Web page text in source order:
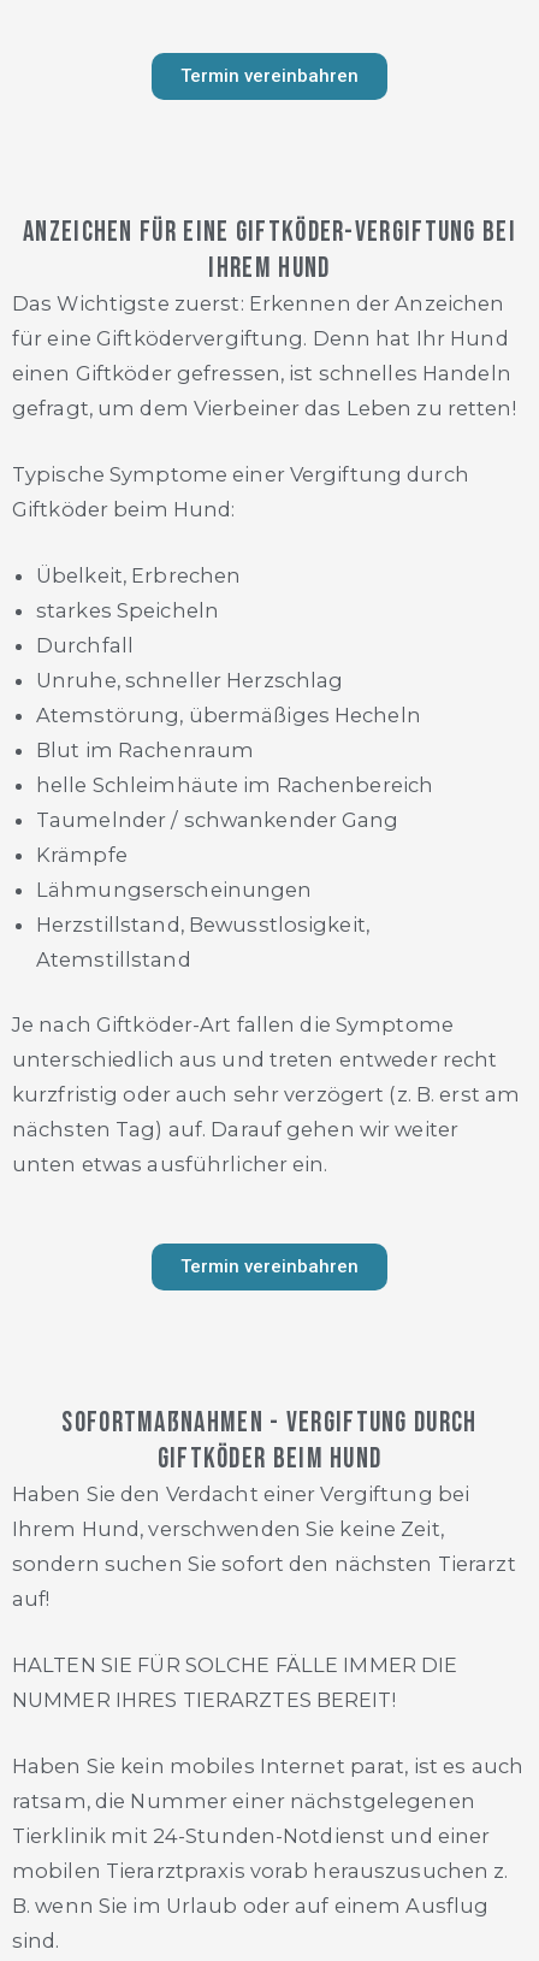
Termin vereinbahren
Anzeichen für eine Giftköder-Vergiftung bei
Ihrem Hund
Das Wichtigste zuerst: Erkennen der Anzeichen
für eine Giftködervergiftung. Denn hat Ihr Hund
einen Giftköder gefressen, ist schnelles Handeln
gefragt, um dem Vierbeiner das Leben zu retten!
Typische Symptome einer Vergiftung durch
Giftköder beim Hund:
Übelkeit, Erbrechen
starkes Speicheln
Durchfall
Unruhe, schneller Herzschlag
Atemstörung, übermäßiges Hecheln
Blut im Rachenraum
helle Schleimhäute im Rachenbereich
Taumelnder / schwankender Gang
Krämpfe
Lähmungserscheinungen
Herzstillstand, Bewusstlosigkeit,
Atemstillstand
Je nach Giftköder-Art fallen die Symptome
unterschiedlich aus und treten entweder recht
kurzfristig oder auch sehr verzögert (z. B. erst am
nächsten Tag) auf. Darauf gehen wir weiter
unten etwas ausführlicher ein.
Termin vereinbahren
Sofortmaßnahmen - Vergiftung durch
Giftköder beim Hund
Haben Sie den Verdacht einer Vergiftung bei
Ihrem Hund, verschwenden Sie keine Zeit,
sondern suchen Sie sofort den nächsten Tierarzt
auf!
HALTEN SIE FÜR SOLCHE FÄLLE IMMER DIE
NUMMER IHRES TIERARZTES BEREIT!
Haben Sie kein mobiles Internet parat, ist es auch
ratsam, die Nummer einer nächstgelegenen
Tierklinik mit 24-Stunden-Notdienst und einer
mobilen Tierarztpraxis vorab herauszusuchen z.
B. wenn Sie im Urlaub oder auf einem Ausflug
sind.